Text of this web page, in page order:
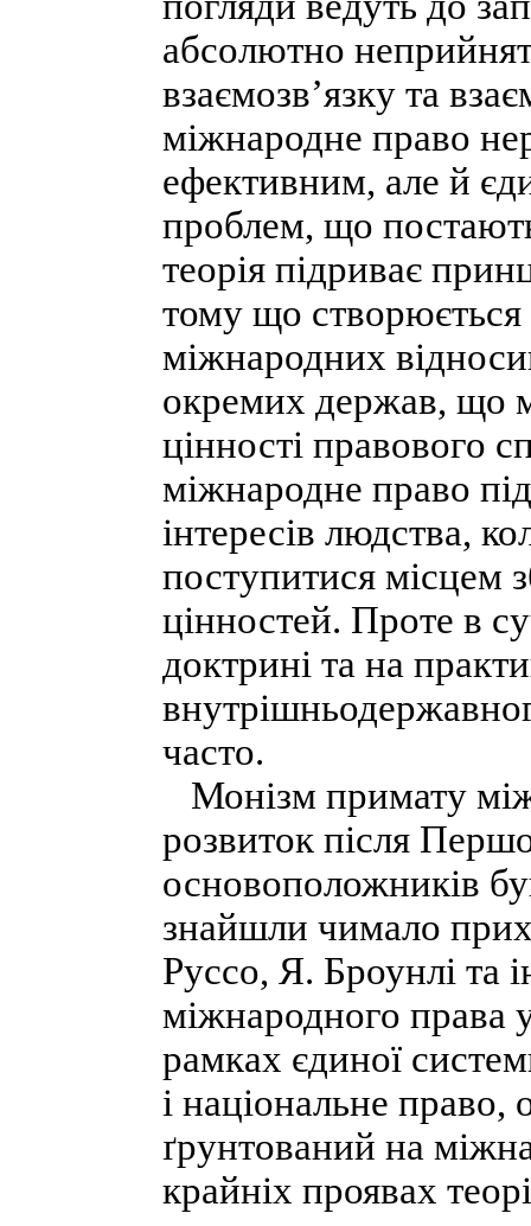
абсолютно
взаємозв’язку та
міжнародне право
ефективним, але й
проблем, що
теорія підриває
тому що
міжнародних
окремих держав, що
цінності правового
міжнародне право
інтересів людства,
поступитися місцем
цінностей. Проте в
доктрині та на
часто.
Монізм примату
розвиток після
основоположників
знайшли чимало
Руссо, Я. Броунлі та
міжнародного права
рамках єдиної
і національне
ґрунтований на
крайніх проявах